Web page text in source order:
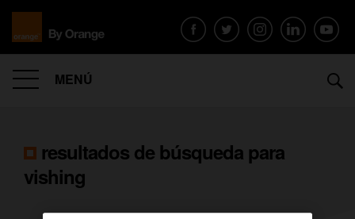
MENÚ
resultados de búsqueda para
vishing